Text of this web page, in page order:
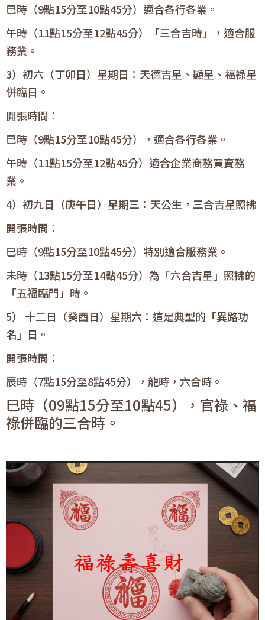
巳時（9點15分至10點45分）適合各行各業。
午時（11點15分至12點45分）「三合吉時」，適合服
務業。
3）初六（丁卯日）星期日：天德吉星、顯星、福祿星
併臨日。
開張時間：
巳時（9點15分至10點45分），適合各行各業。
午時（11點15分至12點45分）適合企業商務買賣務
業。
4）初九日（庚午日）星期三：天公生，三合吉星照拂
開張時間：
巳時（9點15分至10點45分）特別適合服務業。
未時（13點15分至14點45分）為「六合吉星」照拂的
「五福臨門」時。
5） 十二日（癸酉日）星期六：這是典型的「異路功
名」日。
開張時間：
辰時（7點15分至8點45分），龍時，六合時。
巳時（09點15分至10點45），官祿、福
祿併臨的三合時。